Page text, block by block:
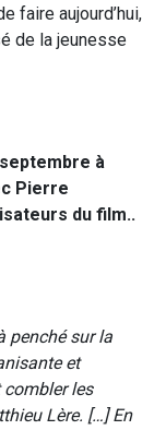
faire aujourd’hui,
de la jeunesse
à
Pierre
du film..
penché sur la
et
combler les
Lère. […] En